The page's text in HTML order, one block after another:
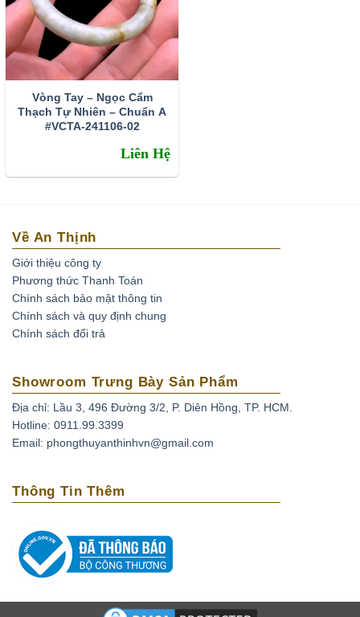
Vòng Tay – Ngọc Cẩm
Thạch Tự Nhiên – Chuẩn A
#VCTA-241106-02
Liên Hệ
Về An Thịnh
Giới thiệu công ty
Phương thức Thanh Toán
Chính sách bảo mật thông tin
Chính sách và quy định chung
Chính sách đổi trả
Showroom Trưng Bày Sản Phẩm
Địa chỉ: Lầu 3, 496 Đường 3/2, P. Diên Hồng, TP. HCM.
Hotline: 0911.99.3399
Email: phongthuyanthinhvn@gmail.com
Thông Tin Thêm